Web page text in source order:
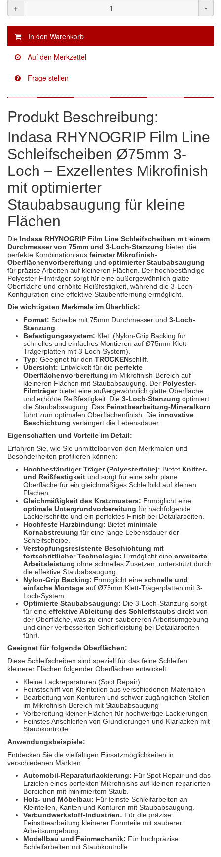
Finixa
Indasa
KWASNY
Mirka
(1)
Novol
(3)
Prevost
(3)
Proma
(21)
Sia
Spectral
StarChem
(1)
Sundstrom
(4)
Troton
(2)
Wibeco
(1)
ZVG
+
-
Produkt Beschreibung:
Indasa RHYNOGRIP Film Line
Schleifscheiben Ø75mm 3-
Loch – Exzellentes Mikrofinish
mit optimierter
Staubabsaugung für kleine
Flächen
Die Indasa RHYNOGRIP Film Line Schleifscheiben mit einem
Durchmesser von 75mm und 3-Loch-Stanzung bieten die
perfekte Kombination aus feinster Mikrofinish-
Oberflächenvorbereitung und optimierter Staubabsaugung
für präzise Arbeiten auf kleineren Flächen. Der hochbeständige
Polyester-Filmträger sorgt für eine außergewöhnlich glatte
Oberfläche und erhöhte Reißfestigkeit, während die 3-Loch-
Konfiguration eine effektive Staubentfernung ermöglicht.
Die wichtigsten Merkmale im Überblick:
Format: Scheibe mit 75mm Durchmesser und 3-Loch-
Stanzung
Befestigungssystem: Klett (Nylon-Grip Backing für
schnelles und einfaches Montieren auf Ø75mm Klett-
Trägerplatten mit 3-Loch-System).
Typ: Geeignet für den TROCKENschliff.
Übersicht: Entwickelt für die perfekte
Oberflächenvorbereitung im Mikrofinish-Bereich auf
kleineren Flächen mit Staubabsaugung. Der Polyester-
Filmträgerbietet eine außergewöhnlich glatte Oberfläche
und erhöhte Reißfestigkeit. Die 3-Loch-Stanzung optimiert
die Staubabsaugung. Das Feinstbearbeitung-Mineralkorn
führt zum optimalen Oberflächenfinish. Die innovative
Beschichtung verlängert die Lebensdauer.
Eigenschaften und Vorteile im Detail:
Erfahren Sie, wie Sie unmittelbar von den Merkmalen und
Besonderheiten profitieren können:
Hochbeständiger Träger (Polyesterfolie): Bietet Knitter-
und Reißfestigkeit und sorgt für eine sehr plane
Oberfläche für ein gleichmäßiges Schleifbild auf kleinen
Flächen.
Gleichmäßigkeit des Kratzmusters: Ermöglicht eine
optimale Untergrundvorbereitung für nachfolgende
Lackierschritte und ein perfektes Finish bei Detailarbeiten.
Hochfeste Harzbindung: Bietet minimale
Kornabstreuung für eine lange Lebensdauer der
Schleifscheibe.
Verstopfungsresistente Beschichtung mit
fortschrittlicher Technologie: Ermöglicht eine erweiterte
Arbeitsleistung ohne schnelles Zusetzen, unterstützt durch
die effektive Staubabsaugung.
Nylon-Grip Backing: Ermöglicht eine schnelle und
einfache Montage auf Ø75mm Klett-Trägerplatten mit 3-
Loch-System.
Optimierte Staubabsaugung: Die 3-Loch-Stanzung sorgt
für eine effektive Ableitung des Schleifstaubs direkt von
der Oberfläche, was zu einer saubereren Arbeitsumgebung
und einer verbesserten Schleifleistung bei Detailarbeiten
führt.
Geeignet für folgende Oberflächen:
Diese Schleifscheiben sind speziell für das feine Schleifen
kleinerer Flächen folgender Oberflächen entwickelt:
Kleine Lackreparaturen (Spot Repair)
Feinstschliff von Kleinteilen aus verschiedenen Materialien
Bearbeitung von Konturen und schwer zugänglichen Stellen
im Mikrofinish-Bereich mit Staubabsaugung
Vorbereitung kleiner Flächen für hochwertige Lackierungen
Feinstes Anschleifen von Grundierungen und Klarlacken mit
Staubkontrolle
Anwendungsbeispiele:
Entdecken Sie die vielfältigen Einsatzmöglichkeiten in
verschiedenen Märkten:
Automobil-Reparaturlackierung: Für Spot Repair und das
Erzielen eines perfekten Mikrofinishs auf kleinen reparierten
Bereichen mit minimiertem Staub.
Holz- und Möbelbau: Für feinste Schleifarbeiten an
Kleinteilen, Kanten und Konturen mit Staubabsaugung.
Verbundwerkstoff-Industrien: Für die präzise
Feinstbearbeitung kleinerer Formteile mit sauberer
Arbeitsumgebung.
Modellbau und Feinmechanik: Für hochpräzise
Schleifarbeiten mit Staubkontrolle.